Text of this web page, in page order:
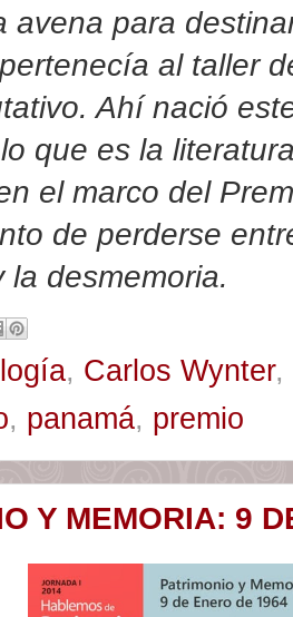
avena para
al taller
Ahí nació
que es la
el marco del
de perderse
la desmemoria.
, Carlos Wynter,
, panamá, premio
Y MEMORIA: 9